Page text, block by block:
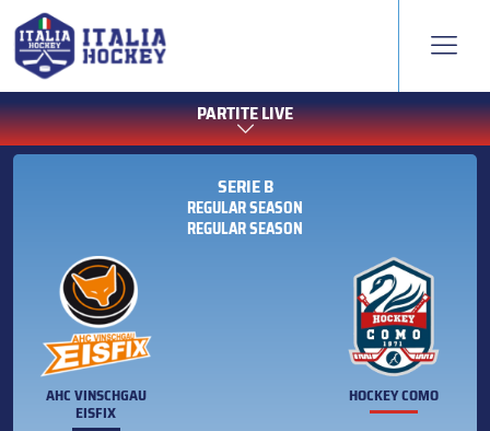
PARTITE LIVE
SERIE B
REGULAR SEASON
REGULAR SEASON
AHC VINSCHGAU
EISFIX
HOCKEY COMO